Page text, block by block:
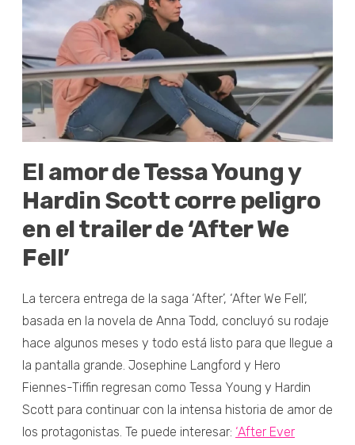
El amor de Tessa Young y
Hardin Scott corre peligro
en el trailer de ‘After We
Fell’
La tercera entrega de la saga ‘After’, ‘After We Fell’,
basada en la novela de Anna Todd, concluyó su rodaje
hace algunos meses y todo está listo para que llegue a
la pantalla grande. Josephine Langford y Hero
Fiennes-Tiffin regresan como Tessa Young y Hardin
Scott para continuar con la intensa historia de amor de
los protagonistas. Te puede interesar: ‘After Ever